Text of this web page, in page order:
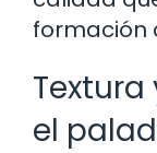
formación
el